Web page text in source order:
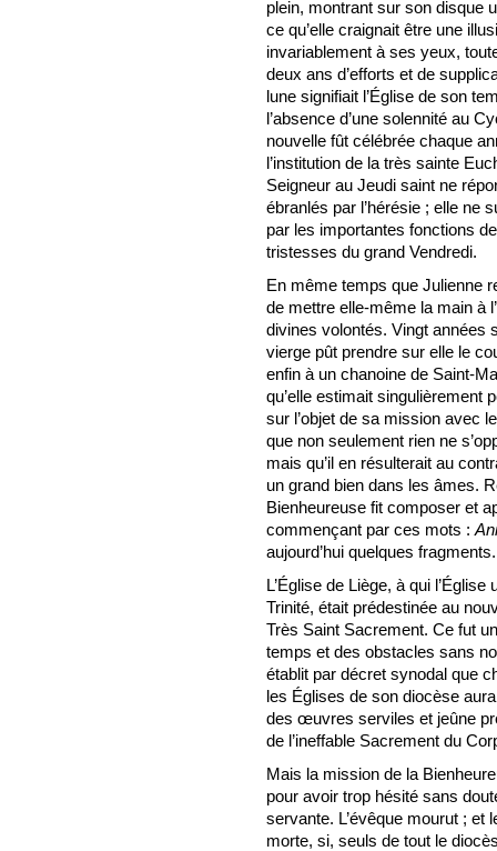
plein, montrant sur son disque
ce qu’elle craignait être une
invariablement à ses yeux,
deux ans d’efforts et de
lune signifiait l’Église de son
l’absence d’une solennité au
nouvelle fût célébrée chaque
l’institution de la très sainte
Seigneur au Jeudi saint ne
ébranlés par l’hérésie ; elle ne
par les importantes fonctions
tristesses du grand Vendredi.
En même temps que Julienne
de mettre elle-même la main à
divines volontés. Vingt années
vierge pût prendre sur elle le
enfin à un chanoine de Saint-
qu’elle estimait singulièrement
sur l’objet de sa mission avec
que non seulement rien ne
mais qu’il en résulterait au
un grand bien dans les âmes.
Bienheureuse fit composer et
commençant par ces mots :
aujourd’hui quelques fragments.
L’Église de Liège, à qui
Trinité, était prédestinée au
Très Saint Sacrement. Ce fut
temps et des obstacles sans
établit par décret synodal que
les Églises de son diocèse
des œuvres serviles et jeûne
de l’ineffable Sacrement du
Mais la mission de la
pour avoir trop hésité sans
servante. L’évêque mourut ; et
morte, si, seuls de tout le